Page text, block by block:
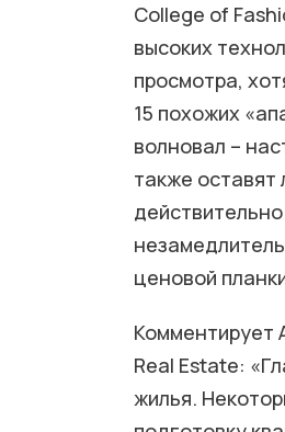
College of
высоких
просмотра,
15 похожих
волновал –
также оставят
ценовой
Комментирует
Real Estate:
жилья.